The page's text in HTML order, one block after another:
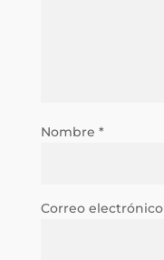
Nombre *
Correo electrónico